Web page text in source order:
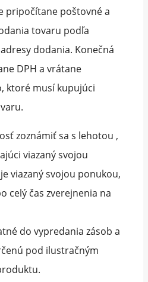
pripočítane poštovné a
tovaru podľa
dodania. Konečná
DPH a vrátane
ktoré musí kupujúci
zoznámiť sa s lehotou ,
viazaný svojou
viazaný svojou ponukou,
celý čas zverejnenia na
do vypredania zásob a
pod ilustračným